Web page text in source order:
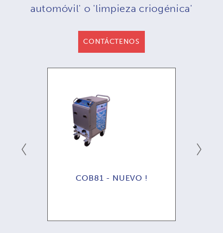
automóvil' o 'limpieza criogénica'
CONTÁCTENOS
COB81 - NUEVO !